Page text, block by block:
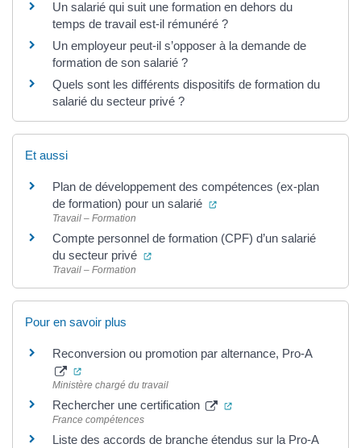
Un salarié qui suit une formation en dehors du
temps de travail est-il rémunéré ?
Un employeur peut-il s’opposer à la demande de
formation de son salarié ?
Quels sont les différents dispositifs de formation du
salarié du secteur privé ?
Et aussi
Plan de développement des compétences (ex-plan
de formation) pour un salarié
(ouverture dans un nouvel
Travail – Formation
Compte personnel de formation (CPF) d’un salarié
du secteur privé
(ouverture dans un nouvel onglet)
Travail – Formation
Pour en savoir plus
Reconversion ou promotion par alternance, Pro-A
(ouverture dans un nouvel onglet)
Ministère chargé du travail
Rechercher une certification (ouverture dans un
France compétences
Liste des accords de branche étendus sur la Pro-A